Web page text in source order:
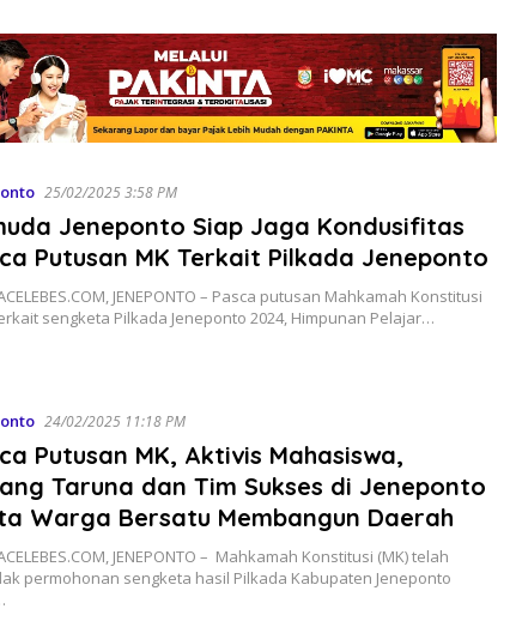
25/02/2025 3:58 PM
Jeneponto Siap Jaga Kondusifitas
Putusan MK Terkait Pilkada Jeneponto
JENEPONTO – Pasca putusan Mahkamah Konstitusi
sengketa Pilkada Jeneponto 2024, Himpunan Pelajar…
24/02/2025 11:18 PM
Putusan MK, Aktivis Mahasiswa,
Taruna dan Tim Sukses di Jeneponto
Warga Bersatu Membangun Daerah
JENEPONTO – Mahkamah Konstitusi (MK) telah
permohonan sengketa hasil Pilkada Kabupaten Jeneponto